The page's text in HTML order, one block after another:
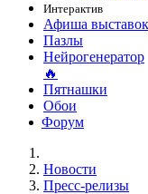
Интерактив
Афиша выставок
Пазлы
Нейрогенератор
🔥
Пятнашки
Обои
Форум
Новости
Пресс-релизы